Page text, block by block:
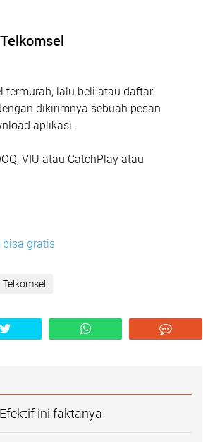
termurah, lalu beli atau daftar.
dikirimnya sebuah pesan
aplikasi.
VIU atau CatchPlay atau
bisa gratis
Telkomsel
ini faktanya